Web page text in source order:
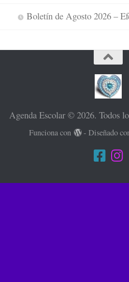
Boletín de Agosto 2026 –
Agenda Escolar © 2026. Todos
Funciona con - Diseñado